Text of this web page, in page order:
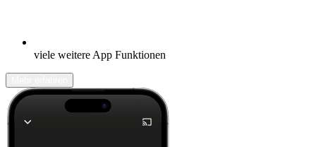
viele weitere App Funktionen